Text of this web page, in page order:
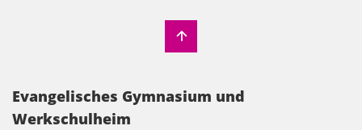
Evangelisches Gymnasium und
Werkschulheim